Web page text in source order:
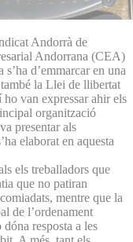
Andorrà de
Andorrana (CEA)
d’emmarcar en una
la Llei de llibertat
van expressar ahir els
organització
presentar als
elaborat en aquesta
els treballadors que
que no patiran
mentre que la
de l’ordenament
resposta a les